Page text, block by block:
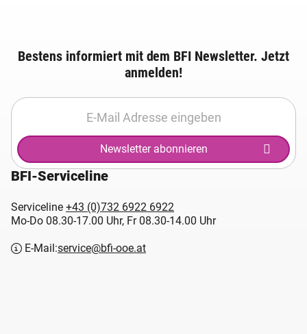
Bestens informiert mit dem BFI Newsletter. Jetzt
anmelden!
Newsletter abonnieren
BFI-Serviceline
Serviceline +43 (0)732 6922 6922
Mo-Do 08.30-17.00 Uhr, Fr 08.30-14.00 Uhr
E-Mail:service@bfi-ooe.at